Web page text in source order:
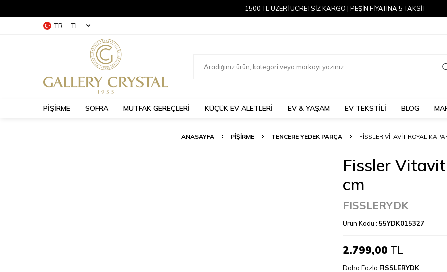
1500 TL ÜZERİ ÜCRETSİZ KARGO | PEŞİN FİYATINA 5 TAKSİT
TR − TL
PİŞİRME SOFRA MUTFAK GEREÇLERİ KÜÇÜK EV ALETLERİ EV & YAŞAM EV TEKSTİLİ BLOG
ANASAYFA PİŞİRME TENCERE YEDEK PARÇA FISSLER VITAVIT ROYAL
Fissler
cm
FISSLERYDK
Ürün Kodu : 55YDK015327
2.799,00 TL
Daha Fazla FISSLERYDK